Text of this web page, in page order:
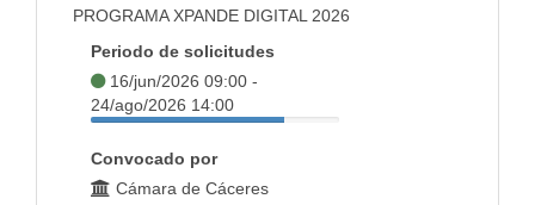
PROGRAMA XPANDE DIGITAL 2026
Periodo de solicitudes
16/jun/2026 09:00 -
24/ago/2026 14:00
Convocado por
Cámara de Cáceres